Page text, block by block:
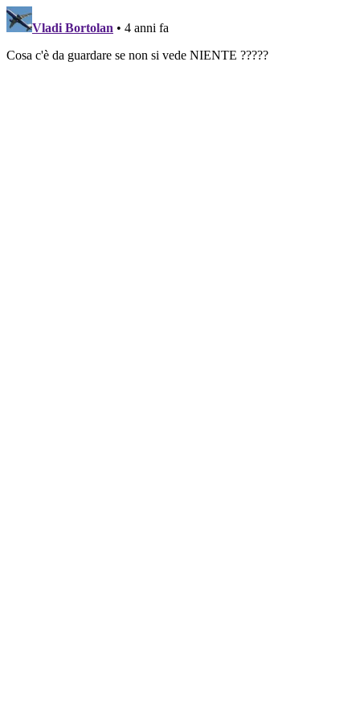
Vladi Bortolan • 4 anni fa
Cosa c'è da guardare se non si vede NIENTE ?????